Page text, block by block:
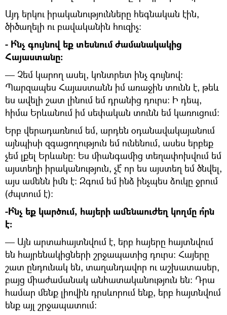
Այդ երկու իրականությունները հեգնական էին,
ծիծաղելի ու բավականին հուզիչ։
- Ի՞նչ գույնով եք տեսնում ժամանակակից
Հայաստանը։
— Չեմ կարող ասել, կոնտրետ ինչ գույնով:
Պարզապես Հայաստանն իմ առաջին տունն է, թեև
ես ավելի շատ լինում եմ դրանից դուրս։ Ի դեպ,
հիմա Երևանում իմ սեփական տունն եմ կառուցում։
Երբ վերադառնում եմ, արդեն օդանավակայանում
այնպիսի զգացողություն եմ ունենում, ասես երբեք
չեմ լքել Երևանը։ Ես միանգամից տեղափոխվում եմ
այստեղի իրականություն, չէ՞ որ ես այստեղ եմ ծնվել,
այս ամենն իմն է։ Զգում եմ ինձ ինչպես ձուկը ջրում
(ժպտում է)։
-Ի՞նչ եք կարծում, հայերի ամենաուժեղ կողմը ո՞րն
է։
— Այն արտահայտնվում է, երբ հայերը հայտնվում
են հայրենակիցների շրջապատից դուրս։ Հայերը
շատ ընդունակ են, տաղանդավոր ու աշխատասեր,
բայց միաժամանակ անհատականություն են։ Դրա
համար մենք լիովին դրսևորում ենք, երբ հայտնվում
ենք այլ շրջապատում։